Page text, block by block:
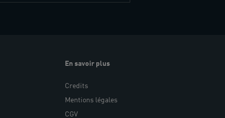
En savoir plus
Credits
Mentions légales
CGV